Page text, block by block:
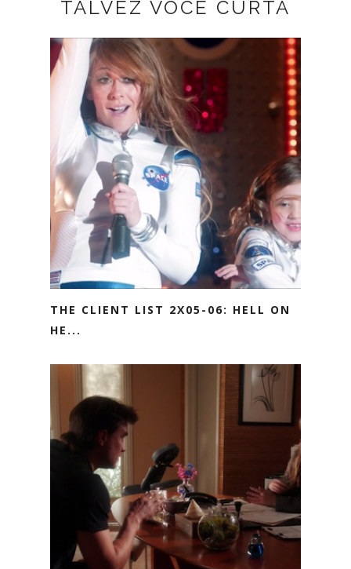
TALVEZ VOCÊ CURTA
THE CLIENT LIST 2X05-06: HELL ON
HE...